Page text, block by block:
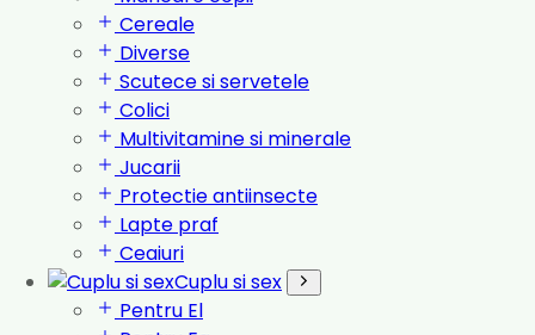
Cereale
Diverse
Scutece si servetele
Colici
Multivitamine si minerale
Jucarii
Protectie antiinsecte
Lapte praf
Ceaiuri
Cuplu si sex
Pentru El